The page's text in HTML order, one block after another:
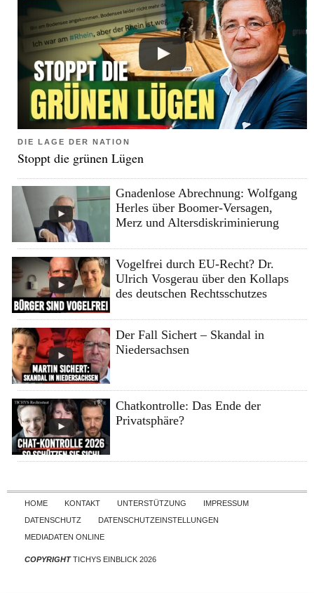
DIE LAGE DER NATION
Stoppt die grünen Lügen
Gnadenlose Abrechnung: Wolfgang
Herles über Boomer-Versagen,
Merz und Altersdiskriminierung
Vogelfrei durch EU-Recht? Dr.
Ulrich Vosgerau über den Kollaps
des deutschen Rechtsschutzes
Der Fall Sichert – Skandal in
Niedersachsen
Chatkontrolle: Das Ende der
Privatsphäre?
Skip to content
HOME KONTAKT UNTERSTÜTZUNG
IMPRESSUM
DATENSCHUTZ
DATENSCHUTZEINSTELLUNGEN
MEDIADATEN ONLINE
COPYRIGHTTICHYS EINBLICK 2026